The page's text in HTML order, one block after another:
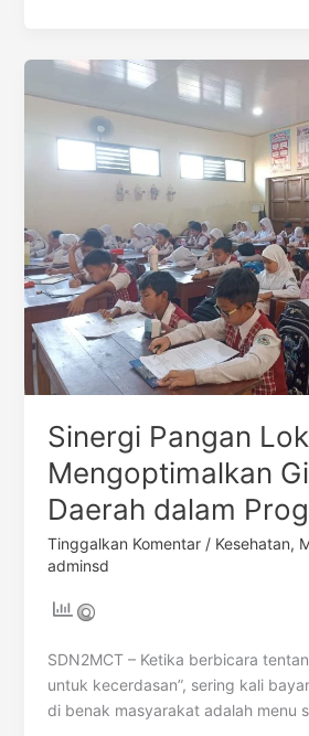
Sinergi Pangan
Mengoptimalkan
Daerah dalam
Tinggalkan Komentar / Kesehatan,
adminsd
SDN2MCT – Ketika berbicara
untuk kecerdasan”, sering kali
di benak masyarakat adalah menu
Sinergi
Pangan
Banten:
Mengoptimalkan
Spesifik
Daerah
dalam
Program
MBG